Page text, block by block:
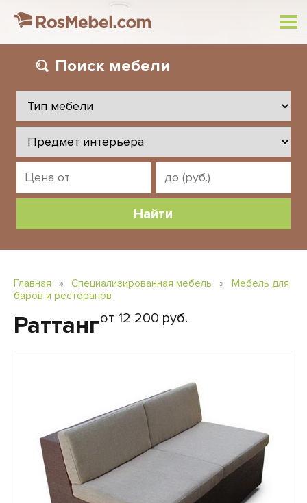
Поиск мебели
Главная » Специализированная мебель »
Мебель для
баров и ресторанов
Раттангот 12 200 руб.